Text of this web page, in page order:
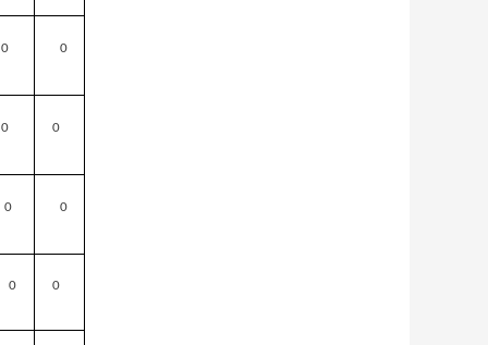
0 0
0 0
0 0
0 0